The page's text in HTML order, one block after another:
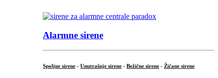
Alarmne sirene
Spoljne sirene - Unutrašnje sirene - Bežične sirene - Žičane sirene